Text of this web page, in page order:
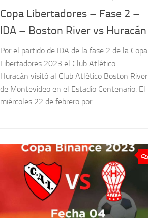
Copa Libertadores – Fase 2 –
IDA – Boston River vs Huracán
Por el partido de IDA de la fase 2 de la Copa
Libertadores 2023 el Club Atlético
Huracán visitó al Club Atlético Boston River
de Montevideo en el Estadio Centenario. El
miércoles 22 de febrero por...